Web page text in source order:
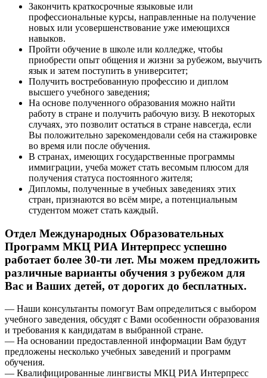
Закончить краткосрочные языковые или
профессиональные курсы, направленные на получение
новых или усовершенствование уже имеющихся
навыков.
Пройти обучение в школе или колледже, чтобы
приобрести опыт общения и жизни за рубежом, выучить
язык и затем поступить в университет;
Получить востребованную профессию и диплом
высшего учебного заведения;
На основе полученного образования можно найти
работу в стране и получить рабочую визу. В некоторых
случаях, это позволит остаться в стране навсегда, если
Вы положительно зарекомендовали себя на стажировке
во время или после обучения.
В странах, имеющих государственные программы
иммиграции, учеба может стать весомым плюсом для
получения статуса постоянного жителя;
Дипломы, полученные в учебных заведениях этих
стран, признаются во всём мире, а потенциальным
студентом может стать каждый.
Отдел Международных Образовательных
Программ МКЦ РИА Интерпресс успешно
работает более 30-ти лет. Мы можем предложить
различные варианты обучения з рубежом для
Вас и Ваших детей, от дорогих до бесплатных.
— Наши консультанты помогут Вам определиться с выбором
учебного заведения, обсудят с Вами особенности образования
и требования к кандидатам в выбранной стране.
— На основании предоставленной информации Вам будут
предложены несколько учебных заведений и программ
обучения.
— Квалифицированные лингвисты МКЦ РИА Интерпресс